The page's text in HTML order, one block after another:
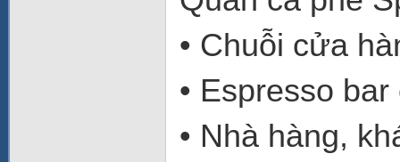
• Chuỗi cửa
• Espresso
• Nhà hàng,